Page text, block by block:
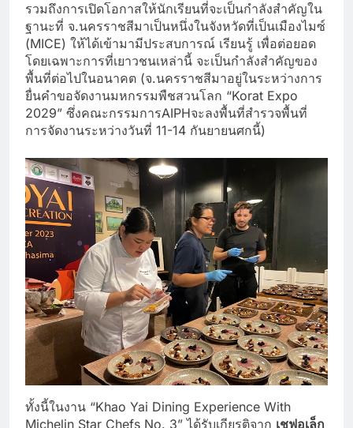
รวมถึงการเปิดโอกาสให้นักเรียนที่จะเป็นกำลังสำคัญใน
ฐานะที่ จ.นครราชสีมาเป็นหนึ่งในจังหวัดที่เป็นเมืองไมซ์
(MICE) ให้ได้เข้ามามีประสบการณ์ เรียนรู้ เพื่อต่อยอด
โดยเฉพาะการที่เยาวชนเหล่านี้ จะเป็นกำลังสำคัญของ
พื้นที่ต่อไปในอนาคต (จ.นครราชสีมาอยู่ในระหว่างการ
ยื่นคำขอจัดงานมหกรรมพืชสวนโลก “Korat Expo
2029” ซึ่งคณะกรรมการAIPHจะลงพื้นที่สำรวจพื้นที่
การจัดงานระหว่างวันที่ 11-14 กันยายนศกนี้)
ทั้งนี้ในงาน “Khao Yai Dining Experience With
Michelin Star Chefs No. 3” ได้รับเกียรติจาก เชฟอเล็ก